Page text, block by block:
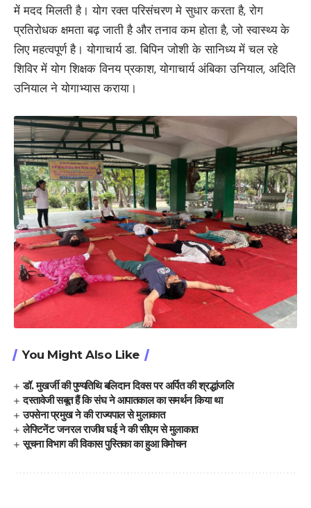
में मदद मिलती है। योग रक्त परिसंचरण मे सुधार करता है, रोग
प्रतिरोधक क्षमता बढ़ जाती है और तनाव कम होता है, जो स्वास्थ्य के
लिए महत्वपूर्ण है। योगाचार्य डा. बिपिन जोशी के सानिध्य में चल रहे
शिविर में योग शिक्षक विनय प्रकाश, योगाचार्य अंबिका उनियाल, अदिति
उनियाल ने योगाभ्यास कराया।
You Might Also Like
डॉ. मुखर्जी की पुण्यतिथि बलिदान दिवस पर अर्पित की श्रद्धांजलि
दस्तावेजी सबूत हैं कि संघ ने आपातकाल का समर्थन किया था
उपसेना प्रमुख ने की राज्यपाल से मुलाकात
लेफ्टिनेंट जनरल राजीव घई ने की सीएम से मुलाकात
सूचना विभाग की विकास पुस्तिका का हुआ विमोचन